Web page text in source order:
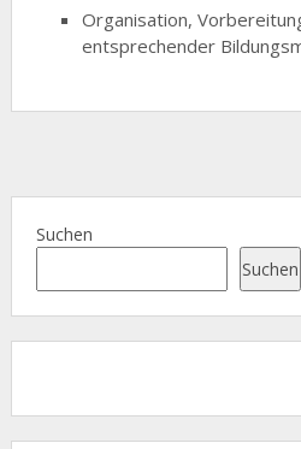
Organisation,
entsprechender
Suchen
Suchen